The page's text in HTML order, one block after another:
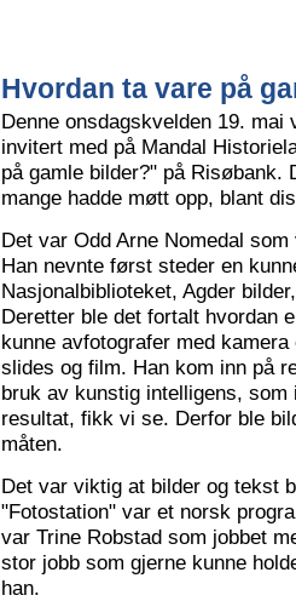
Hvordan ta vare på
Denne onsdagskvelden 19.
invitert med på Mandal
på gamle bilder?" på
mange hadde møtt opp, blant
Det var Odd Arne Nomedal
Han nevnte først steder en
Nasjonalbiblioteket, Agder
Deretter ble det fortalt hvordan
kunne avfotografer med
slides og film. Han kom inn på
bruk av kunstig intelligens,
resultat, fikk vi se. Derfor ble
måten.
Det var viktig at bilder og tekst
"Fotostation" var et norsk
var Trine Robstad som jobbet
stor jobb som gjerne kunne
han.